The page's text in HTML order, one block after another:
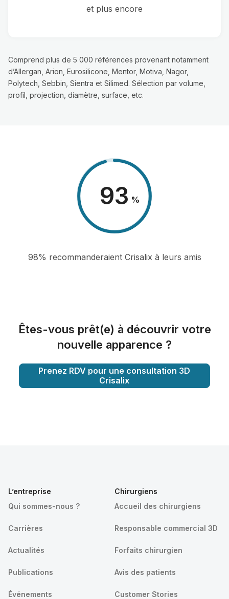
et plus encore
Comprend plus de 5 000 références provenant notamment
d’Allergan, Arion, Eurosilicone, Mentor, Motiva, Nagor,
Polytech, Sebbin, Sientra et Silimed. Sélection par volume,
profil, projection, diamètre, surface, etc.
98 %
98% recommanderaient Crisalix à leurs amis
Êtes-vous prêt(e) à découvrir votre
nouvelle apparence ?
Prenez RDV pour une consultation 3D
Crisalix
L’entreprise
Qui sommes-nous ?
Carrières
Actualités
Publications
Événements
Chirurgiens
Accueil des chirurgiens
Responsable commercial 3D
Forfaits chirurgien
Avis des patients
Customer Stories